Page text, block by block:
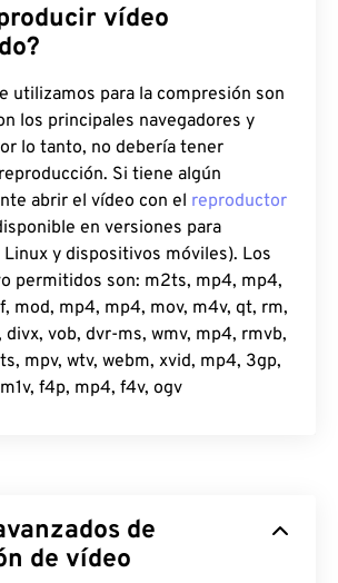
vídeo
utilizamos para la compresión son
los principales navegadores y
lo tanto, no debería tener
Si tiene algún
abrir el vídeo con el reproductor
en versiones para
Linux y dispositivos móviles). Los
permitidos son: m2ts, mp4, mp4,
mod, mp4, mp4, mov, m4v, qt, rm,
divx, vob, dvr-ms, wmv, mp4, rmvb,
mpv, wtv, webm, xvid, mp4, 3gp,
f4p, mp4, f4v, ogv
de
de vídeo